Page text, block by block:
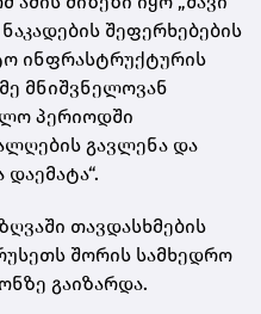
შეფერხებების
ინფრასტრუქტურის
მნიშვნელოვან
პერიოდში
გავლენა და
თავდასხმების
შორის სამხედრო
გაიზარდა.